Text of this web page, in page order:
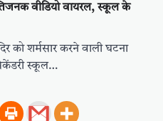
वीडियो वायरल, स्कूल के
को शर्मसार करने वाली घटना
स्कूल…